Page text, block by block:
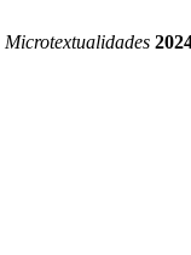
Microtextualidades